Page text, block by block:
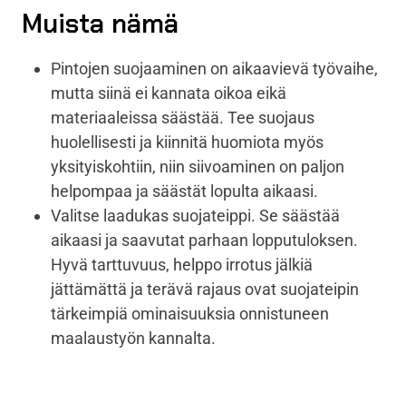
Muista nämä
Pintojen suojaaminen on aikaavievä työvaihe,
mutta siinä ei kannata oikoa eikä
materiaaleissa säästää. Tee suojaus
huolellisesti ja kiinnitä huomiota myös
yksityiskohtiin, niin siivoaminen on paljon
helpompaa ja säästät lopulta aikaasi.
Valitse laadukas suojateippi. Se säästää
aikaasi ja saavutat parhaan lopputuloksen.
Hyvä tarttuvuus, helppo irrotus jälkiä
jättämättä ja terävä rajaus ovat suojateipin
tärkeimpiä ominaisuuksia onnistuneen
maalaustyön kannalta.